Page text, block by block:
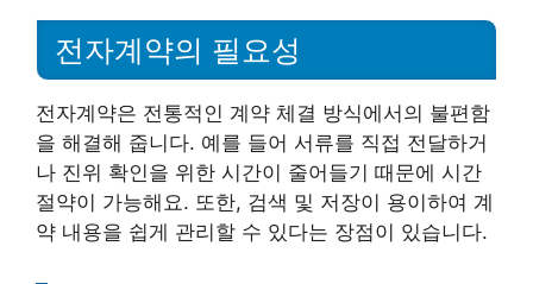
전자계약의 필요성
전자계약은 전통적인 계약 체결 방식에서의 불편함
을 해결해 줍니다. 예를 들어 서류를 직접 전달하거
나 진위 확인을 위한 시간이 줄어들기 때문에 시간
절약이 가능해요. 또한, 검색 및 저장이 용이하여 계
약 내용을 쉽게 관리할 수 있다는 장점이 있습니다.